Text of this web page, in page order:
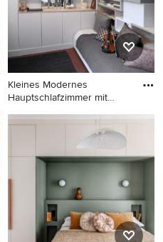
Kleines Modernes
Hauptschlafzimmer mit
Kleines Modernes
Hauptschlafzimmer mit
grauer Wandfarbe und
dunklem Holzboden in Paris